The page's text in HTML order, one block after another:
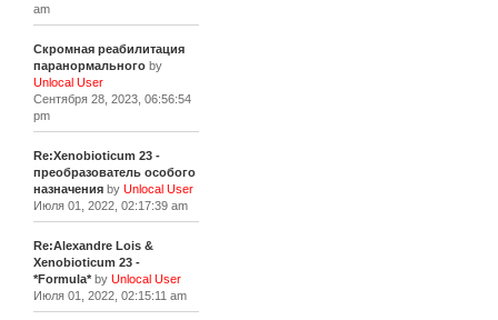
am
Скромная реабилитация
паранормальногоby
Unlocal User
Сентября 28, 2023, 06:56:54
pm
Re:Xenobioticum 23 -
преобразователь особого
назначенияby Unlocal User
Июля 01, 2022, 02:17:39 am
Re:Alexandre Lois &
Xenobioticum 23 -
*Formula*by Unlocal User
Июля 01, 2022, 02:15:11 am